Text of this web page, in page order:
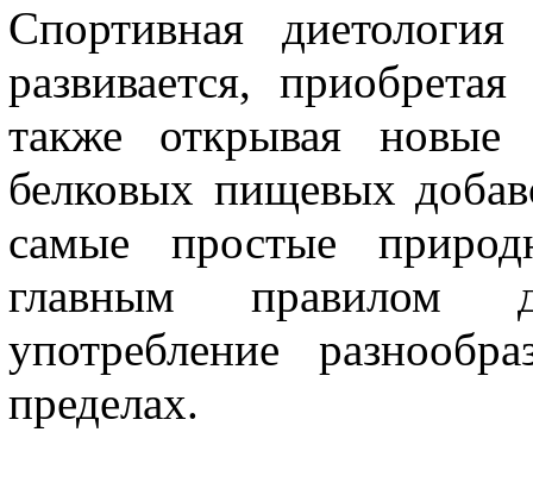
Спортивная
развивается,
также открывая
белковых пищевых
самые простые
главным правилом
употребление
пределах.